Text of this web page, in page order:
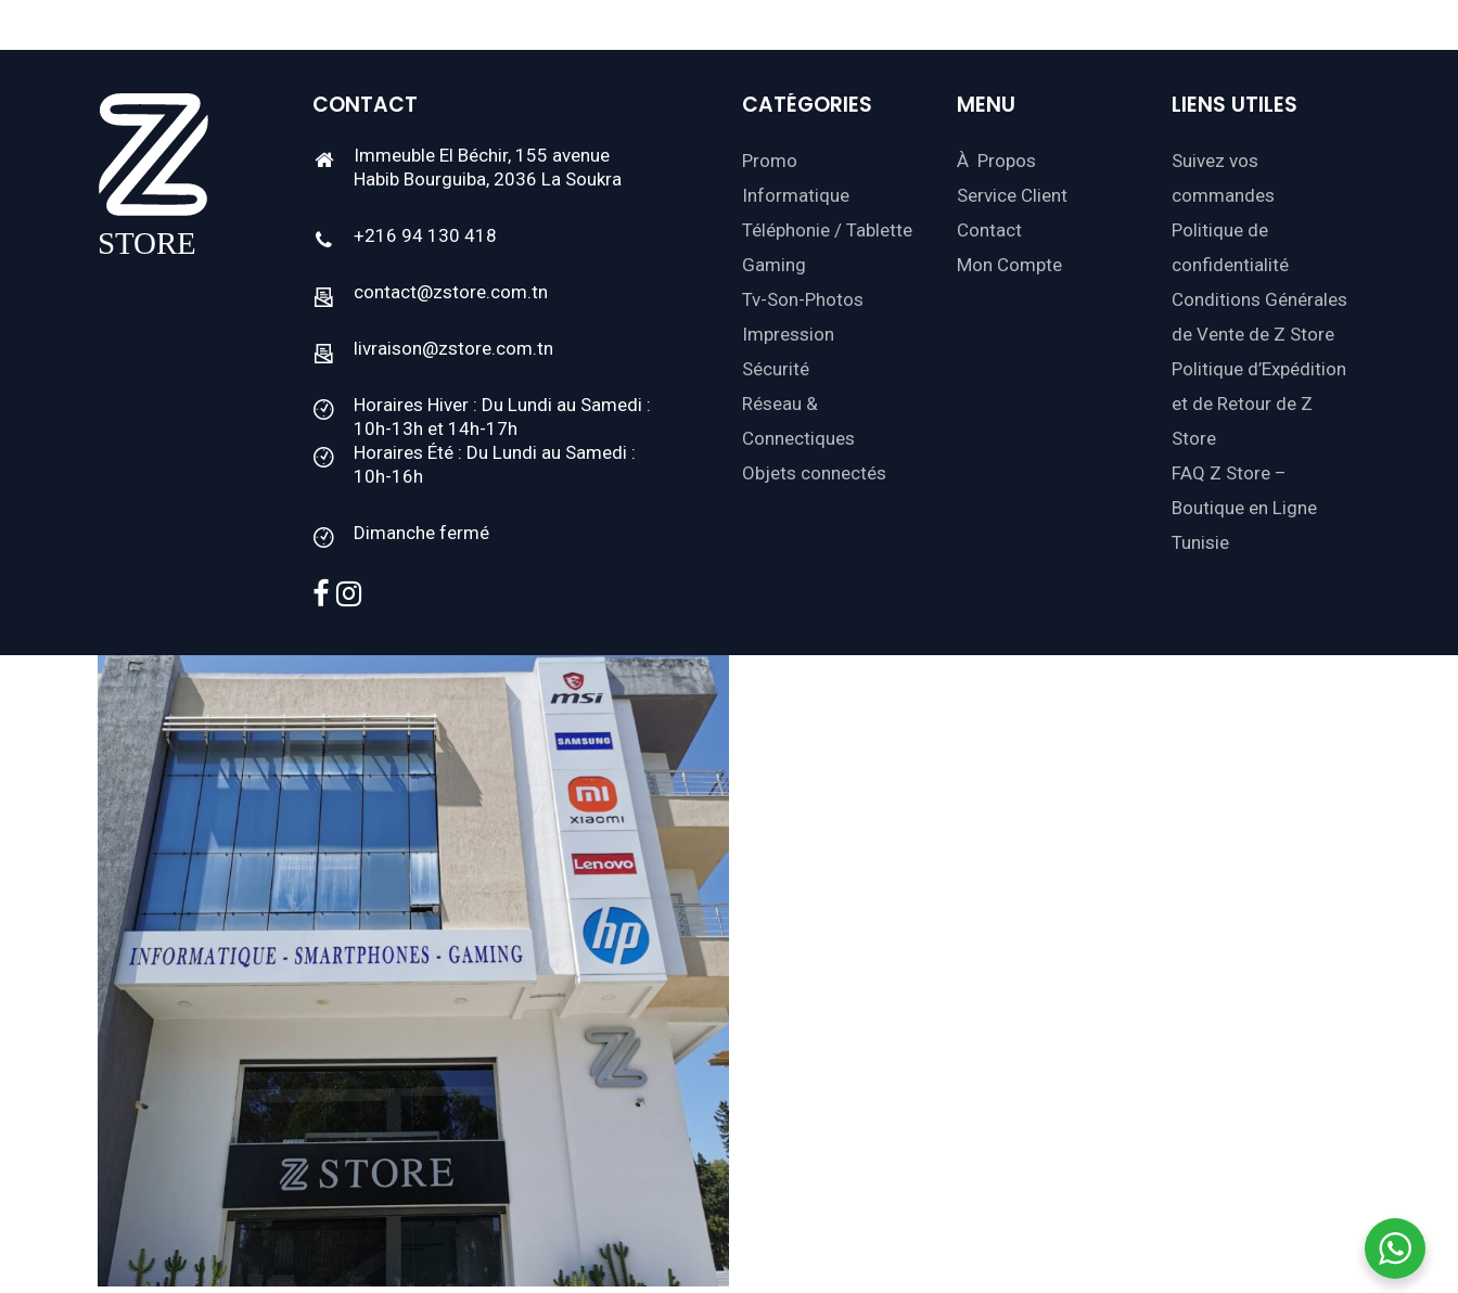
CONTACT
Immeuble El Béchir, 155 avenue
Habib Bourguiba, 2036 La Soukra
+216 94 130 418
contact@zstore.com.tn
livraison@zstore.com.tn
Horaires Hiver : Du Lundi au Samedi :
10h-13h et 14h-17h
Horaires Été : Du Lundi au Samedi :
10h-16h
Dimanche fermé
facebook
instagram
CATÉGORIES
Promo
Informatique
Téléphonie / Tablette
Gaming
Tv-Son-Photos
Impression
Sécurité
Réseau &
Connectiques
Objets connectés
MENU
À Propos
Service Client
Contact
Mon Compte
LIENS UTILES
Suivez vos
commandes
Politique de
confidentialité
Conditions Générales
de Vente de Z Store
Politique d’Expédition
et de Retour de Z
Store
FAQ Z Store –
Boutique en Ligne
Tunisie